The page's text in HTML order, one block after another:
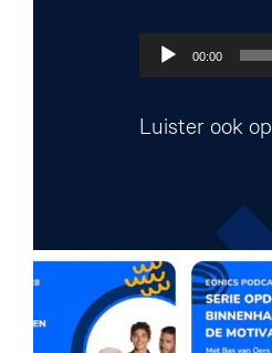
Audiospeler
00:00
Luister ook op